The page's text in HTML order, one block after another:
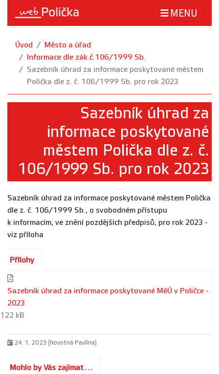
MENU
Úvod
Město a úřad
Informace dle zák.č.106/1999 Sb.
Sazebník úhrad za informace poskytované městem
Polička dle z. č. 106/1999 Sb. pro rok 2023
Sazebník úhrad za
informace poskytované
městem Polička dle z. č.
106/1999 Sb. pro rok 2023
Sazebník úhrad za informace poskytované městem Polička
dle z. č. 106/1999 Sb., o svobodném přístupu
k informacím, ve znění pozdějších předpisů, pro rok 2023 -
viz příloha
Přílohy
Sazebník úhrad za informace poskytované MěÚ v Poličce -
2023
122 kB
24. 1. 2023 (Novotná Pavlína)
Mohlo by Vás zajímat...